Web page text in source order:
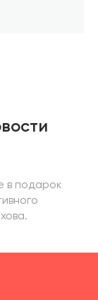
в подарок